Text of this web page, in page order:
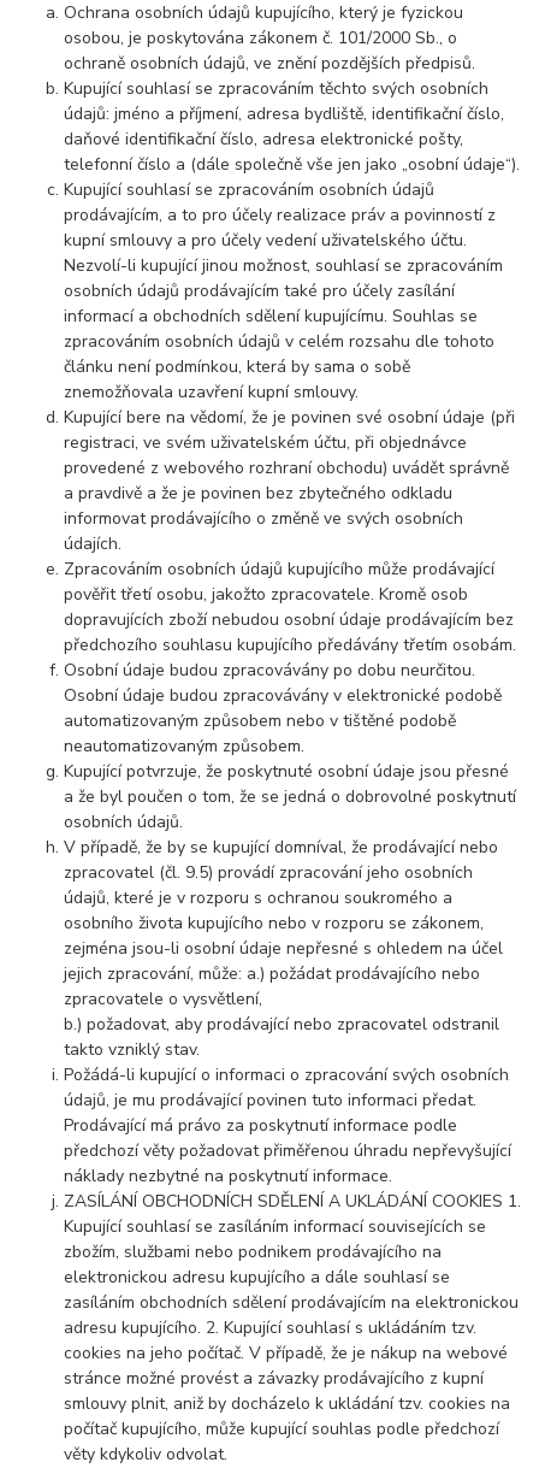
Ochrana osobních údajů kupujícího, který je fyzickou
osobou, je poskytována zákonem č. 101/2000 Sb., o
ochraně osobních údajů, ve znění pozdějších předpisů.
Kupující souhlasí se zpracováním těchto svých osobních
údajů: jméno a příjmení, adresa bydliště, identifikační číslo,
daňové identifikační číslo, adresa elektronické pošty,
telefonní číslo a (dále společně vše jen jako „osobní údaje“).
Kupující souhlasí se zpracováním osobních údajů
prodávajícím, a to pro účely realizace práv a povinností z
kupní smlouvy a pro účely vedení uživatelského účtu.
Nezvolí-li kupující jinou možnost, souhlasí se zpracováním
osobních údajů prodávajícím také pro účely zasílání
informací a obchodních sdělení kupujícímu. Souhlas se
zpracováním osobních údajů v celém rozsahu dle tohoto
článku není podmínkou, která by sama o sobě
znemožňovala uzavření kupní smlouvy.
Kupující bere na vědomí, že je povinen své osobní údaje (při
registraci, ve svém uživatelském účtu, při objednávce
provedené z webového rozhraní obchodu) uvádět správně
a pravdivě a že je povinen bez zbytečného odkladu
informovat prodávajícího o změně ve svých osobních
údajích.
Zpracováním osobních údajů kupujícího může prodávající
pověřit třetí osobu, jakožto zpracovatele. Kromě osob
dopravujících zboží nebudou osobní údaje prodávajícím bez
předchozího souhlasu kupujícího předávány třetím osobám.
Osobní údaje budou zpracovávány po dobu neurčitou.
Osobní údaje budou zpracovávány v elektronické podobě
automatizovaným způsobem nebo v tištěné podobě
neautomatizovaným způsobem.
Kupující potvrzuje, že poskytnuté osobní údaje jsou přesné
a že byl poučen o tom, že se jedná o dobrovolné poskytnutí
osobních údajů.
V případě, že by se kupující domníval, že prodávající nebo
zpracovatel (čl. 9.5) provádí zpracování jeho osobních
údajů, které je v rozporu s ochranou soukromého a
osobního života kupujícího nebo v rozporu se zákonem,
zejména jsou-li osobní údaje nepřesné s ohledem na účel
jejich zpracování, může: a.) požádat prodávajícího nebo
zpracovatele o vysvětlení,
b.) požadovat, aby prodávající nebo zpracovatel odstranil
takto vzniklý stav.
Požádá-li kupující o informaci o zpracování svých osobních
údajů, je mu prodávající povinen tuto informaci předat.
Prodávající má právo za poskytnutí informace podle
předchozí věty požadovat přiměřenou úhradu nepřevyšující
náklady nezbytné na poskytnutí informace.
ZASÍLÁNÍ OBCHODNÍCH SDĚLENÍ A UKLÁDÁNÍ COOKIES 1.
Kupující souhlasí se zasíláním informací souvisejících se
zbožím, službami nebo podnikem prodávajícího na
elektronickou adresu kupujícího a dále souhlasí se
zasíláním obchodních sdělení prodávajícím na elektronickou
adresu kupujícího. 2. Kupující souhlasí s ukládáním tzv.
cookies na jeho počítač. V případě, že je nákup na webové
stránce možné provést a závazky prodávajícího z kupní
smlouvy plnit, aniž by docházelo k ukládání tzv. cookies na
počítač kupujícího, může kupující souhlas podle předchozí
věty kdykoliv odvolat.